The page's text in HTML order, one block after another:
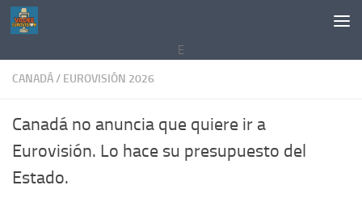
Saltar al contenido
E
CANADÁ/ EUROVISIÓN 2026
Canadá no anuncia que quiere ir a
Eurovisión. Lo hace su presupuesto del
Estado.